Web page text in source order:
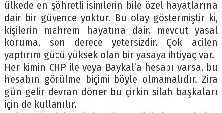
ülkede en şöhretli isimlerin bile özel hayatlarına
dair bir güvence yoktur. Bu olay göstermiştir ki,
kişilerin mahrem hayatına dair, mevcut yasal
koruma, son derece yetersizdir. Çok acilen
yaptırım gücü yüksek olan bir yasaya ihtiyaç var.
Her kimin CHP ile veya Baykal’a hesabı varsa, bu
hesabın görülme biçimi böyle olmamalıdır. Zira
gün gelir devran döner bu çirkin silah başkaları
için de kullanılır.